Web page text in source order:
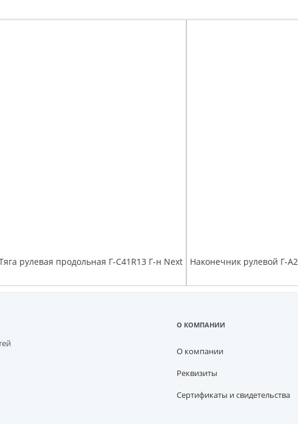
рулевая продольная Г-С41R13 Г-н Next
О КОМПАНИИ
О компании
Реквизиты
Сертификаты и свидетельства